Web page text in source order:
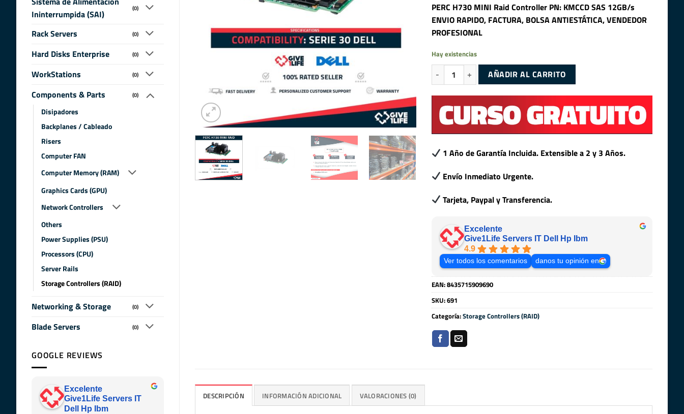
Ininterrumpida (SAI)
(0)
Rack Servers (0)
Hard Disks Enterprise (0)
WorkStations (0)
Components & Parts (0)
Disipadores
Backplanes / Cableado
Risers
Computer FAN
Computer Memory (RAM)
Graphics Cards (GPU)
Network Controllers
Others
Power Supplies (PSU)
Processors (CPU)
Server Rails
Storage Controllers (RAID)
Networking & Storage (0)
Blade Servers (0)
GOOGLE REVIEWS
Excelente
Give1Life Servers IT
Dell Hp Ibm
PERC H730 MINI Raid Controller PN: KMCCD SAS 12GB/s
ENVIO RAPIDO, FACTURA, BOLSA ANTIESTÁTICA, VENDEDOR
PROFESIONAL
Hay existencias
PERC H730 MINI Raid Controller PN: KMCCD SAS 12GB/s (Configurador
AÑADIR AL CARRITO
1 Año de Garantía Incluida. Extensible a 2 y 3 Años.
Envío Inmediato Urgente.
Tarjeta, Paypal y Transferencia.
Excelente
Give1Life Servers IT Dell Hp Ibm
4.9
Ver todos los comentarios danos tu opinión en
EAN:8435715909690
SKU:691
Categoría:Storage Controllers (RAID)
DESCRIPCIÓN INFORMACIÓN ADICIONAL VALORACIONES (0)